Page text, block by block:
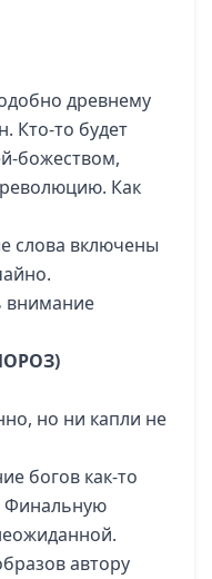
древнему
Кто-то будет
божеством,
Как
слова включены
внимание
но ни капли не
богов как-то
Финальную
автору